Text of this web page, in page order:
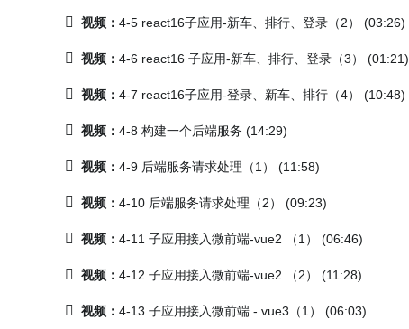
视频： 4-5 react16子应用-新车、排行、登录（2） (03:26)
视频： 4-6 react16 子应用-新车、排行、登录（3） (01:21)
视频： 4-7 react16子应用-登录、新车、排行（4） (10:48)
视频： 4-8 构建一个后端服务 (14:29)
视频： 4-9 后端服务请求处理（1） (11:58)
视频： 4-10 后端服务请求处理（2） (09:23)
视频： 4-11 子应用接入微前端-vue2 （1） (06:46)
视频： 4-12 子应用接入微前端-vue2 （2） (11:28)
视频： 4-13 子应用接入微前端 - vue3（1） (06:03)